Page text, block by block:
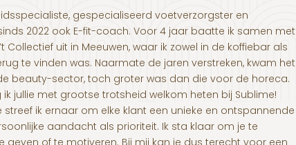
gespecialiseerd voetverzorgster en
2022 ook E-fit-coach. Voor 4 jaar baatte ik samen met
uit in Meeuwen, waar ik zowel in de koffiebar als
te vinden was. Naarmate de jaren verstreken, kwam het
beauty-sector, toch groter was dan die voor de horeca.
jullie met grootse trotsheid welkom heten bij Sublime!
ik ernaar om elke klant een unieke en ontspannende
aandacht als prioriteit. Ik sta klaar om je te